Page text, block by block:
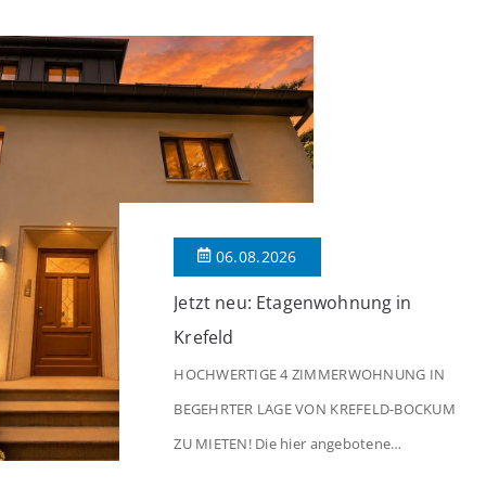
06.08.2026
Jetzt neu: Etagenwohnung in
Krefeld
HOCHWERTIGE 4 ZIMMERWOHNUNG IN
BEGEHRTER LAGE VON KREFELD-BOCKUM
ZU MIETEN! Die hier angebotene